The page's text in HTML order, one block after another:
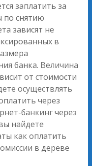
заплатить за
по снятию
зависят не
в
банка. Величина
от стоимости
осуществлять
через
банкинг через
найдете
как оплатить
в дереве